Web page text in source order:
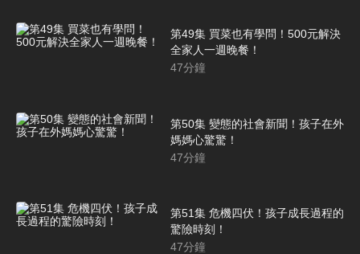
第49集 買菜也有學問！500元解決
全家人一週晚餐！
47分鐘
第50集 變態的社會新聞！孩子在外
媽媽心驚驚！
47分鐘
第51集 危機四伏！孩子成長過程的
驚險時刻！
47分鐘